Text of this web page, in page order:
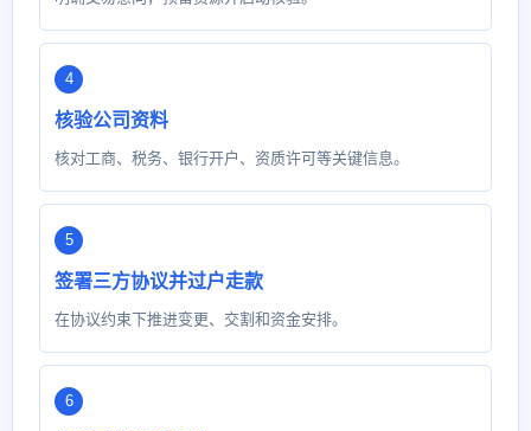
核验公司资料
核对工商、税务、银行开户、资质许可等关键信息。
签署三方协议并过户走款
在协议约束下推进变更、交割和资金安排。